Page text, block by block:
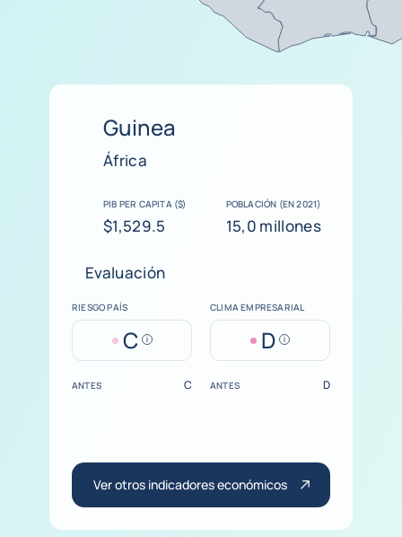
Guinea
África
PIB PER CAPITA ($)
$1,529.5
POBLACIÓN (EN 2021)
15,0 millones
Evaluación
RIESGO PAÍS
C Help
CLIMA EMPRESARIAL
D Help
ANTES C ANTES D
Ver otros indicadores económicos